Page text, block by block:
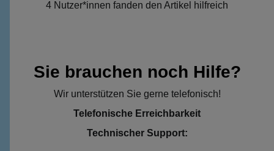
4 Nutzer*innen fanden den Artikel hilfreich
Sie brauchen noch Hilfe?
Wir unterstützen Sie gerne telefonisch!
Telefonische Erreichbarkeit
Technischer Support: